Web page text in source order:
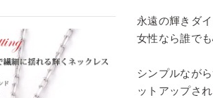
永遠の輝きダ
女性なら誰で
シンプルなが
ットアップさ